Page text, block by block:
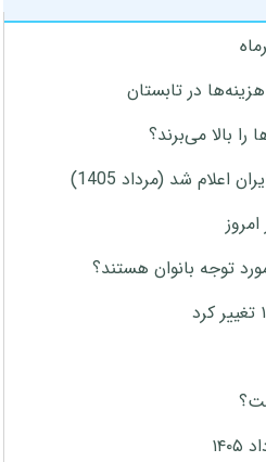
در تابستان
بالا می‌برند؟
اعلام شد (مرداد 1405)
توجه بانوان هستند؟